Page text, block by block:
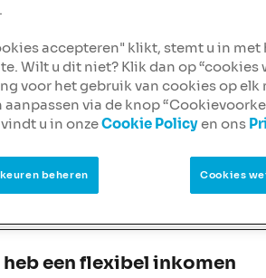
een flexibel inkomen
accepteren" klikt, stemt u in
Wilt u dit niet? Klik dan op “cookies
voor het gebruik van cookies op
aanpassen via de knop
u in onzeCookie Policyen ons
beheren Cookies